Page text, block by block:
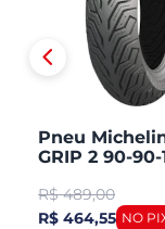
Pneu
GRIP 2 90-90-
Dianteiro
R$ 489,00
R$ 464,55